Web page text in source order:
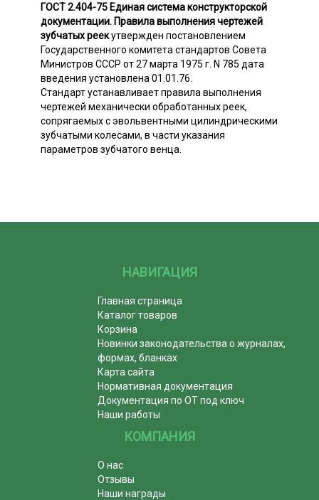
ГОСТ 2.404-75 Единая система конструкторской
документации. Правила выполнения чертежей
зубчатых реекутвержден постановлением
Государственного комитета стандартов Совета
Министров СССР от 27 марта 1975 г. N 785 дата
введения установлена 01.01.76.
Стандарт устанавливает правила выполнения
чертежей механически обработанных реек,
сопрягаемых с эвольвентными цилиндрическими
зубчатыми колесами, в части указания
параметров зубчатого венца.
НАВИГАЦИЯ
Главная страница
Каталог товаров
Корзина
Новинки законодательства о журналах,
формах, бланках
Карта сайта
Нормативная документация
Документация по ОТ под ключ
Наши работы
КОМПАНИЯ
О нас
Отзывы
Наши награды